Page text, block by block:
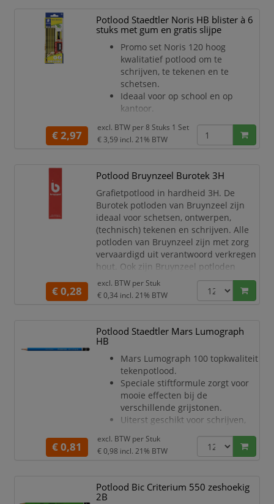
Potlood Staedtler Noris HB blister à 6
stuks met gum en gratis slijpe
Promo set Noris 120 hoog
kwalitatief potlood om te
schrijven, te tekenen en te
schetsen.
Ideaal voor op school en op
kantoor.
speciale stiftformule en de
verlijmde potloodstift.
gecertificeerde, verantwoordelijk
beheerde bossen.
Set bevat 6 Noris potloden + gom
+ slijper.
€ 2,97
excl. BTW per8 Stuks 1 Set
€ 3,59 incl. 21% BTW
Potlood Bruynzeel Burotek 3H
Grafietpotlood in hardheid 3H. De
Burotek potloden van Bruynzeel zijn
ideaal voor schetsen, ontwerpen,
(technisch) tekenen en schrijven. Alle
potloden van Bruynzeel zijn met zorg
vervaardigd uit verantwoord verkregen
hout. Ook zijn Bruynzeel potloden
dubbel gelijmd, zodat ze extra sterk
zijn en de kans dat de kleurkern breekt
– bijvoorbeeld als het potlood op de
gebroken punten en zorgt ervoor dat je
het pot
€ 0,28
excl. BTW per Stuk
€ 0,34 incl. 21% BTW
Potlood Staedtler Mars Lumograph
HB
Mars Lumograph 100 topkwaliteit
tekenpotlood.
Speciale stiftformule zorgt voor
mooie effecten bij de
verschillende grijstonen.
Uiterst geschikt voor schrijven,
alsook voor professioneel
grafisch en artistiek gebruik - op
Zeer breukvast.
Hout van PEFC gecertificeerde,
€ 0,81
excl. BTW per Stuk
€ 0,98 incl. 21% BTW
Potlood Bic Criterium 550 zeshoekig
2B